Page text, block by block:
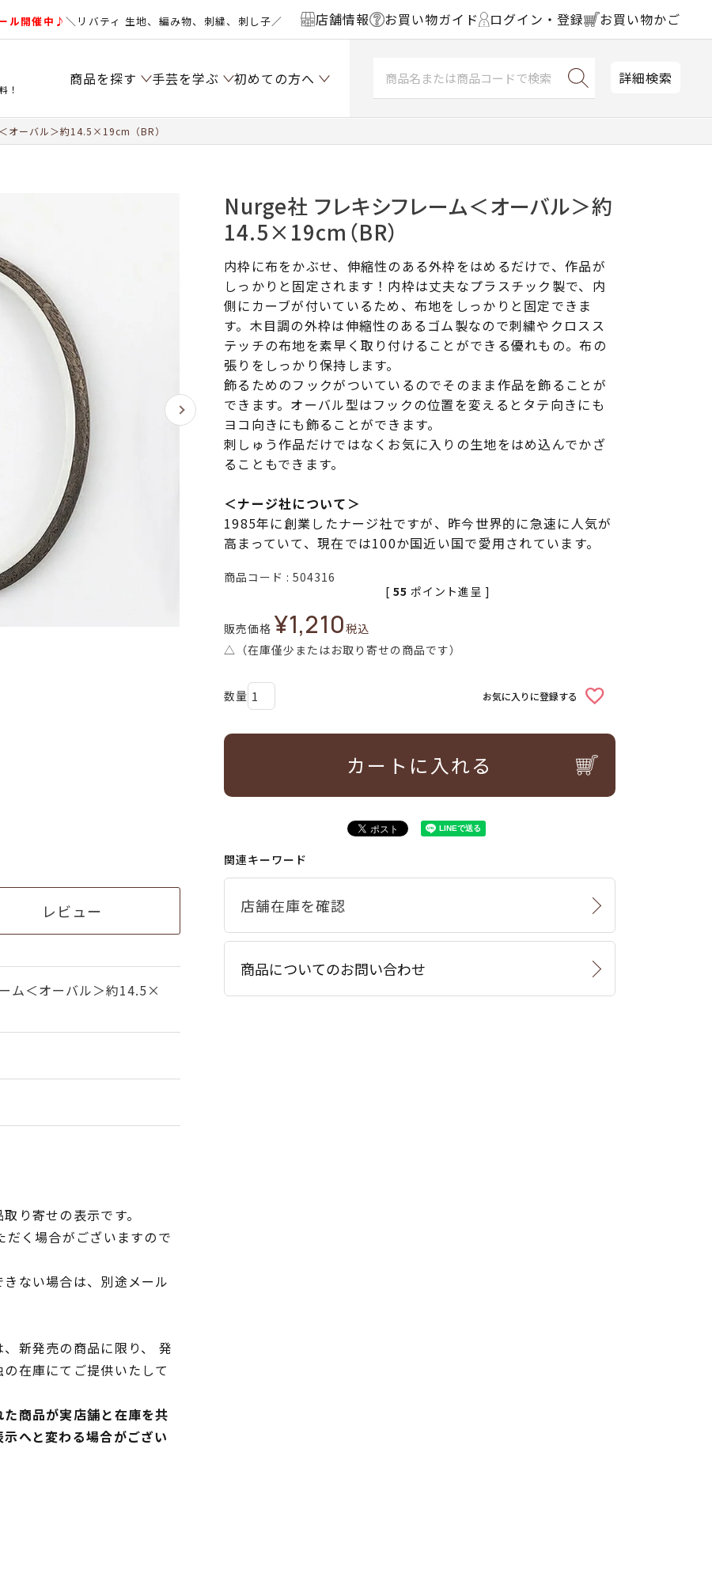
ル開催中♪＼リバティ 生地、編み物、刺繍、刺し子／ 店舗情報 お買い物ガイド ログイン・登録 お買い物かご
！
商品を探す 手芸を学ぶ 初めての方へ 詳細検索
オーバル＞約14.5×19cm（BR）
レビュー
ム＜オーバル＞約14.5×
り寄せの表示です。
く場合がございますので
ない場合は、別途メール
新発売の商品に限り、 発
在庫にてご提供いたして
商品が実店舗と在庫を共
へと変わる場合がござい
Nurge社 フレキシフレーム＜オーバル＞約
14.5×19cm（BR）
内枠に布をかぶせ、伸縮性のある外枠をはめるだけで、作品が
しっかりと固定されます！内枠は丈夫なプラスチック製で、内
側にカーブが付いているため、布地をしっかりと固定できま
す。木目調の外枠は伸縮性のあるゴム製なので刺繍やクロスス
テッチの布地を素早く取り付けることができる優れもの。布の
張りをしっかり保持します。
飾るためのフックがついているのでそのまま作品を飾ることが
できます。オーバル型はフックの位置を変えるとタテ向きにも
ヨコ向きにも飾ることができます。
刺しゅう作品だけではなくお気に入りの生地をはめ込んでかざ
ることもできます。
＜ナージ社について＞
1985年に創業したナージ社ですが、昨今世界的に急速に人気が
高まっていて、現在では100か国近い国で愛用されています。
商品コード 504316
販売価格 ¥1,210税込
[ 55 ポイント進呈 ]
△（在庫僅少またはお取り寄せの商品です）
お気に入りに登録する
カートに入れる
関連キーワード
商品についてのお問い合わせ